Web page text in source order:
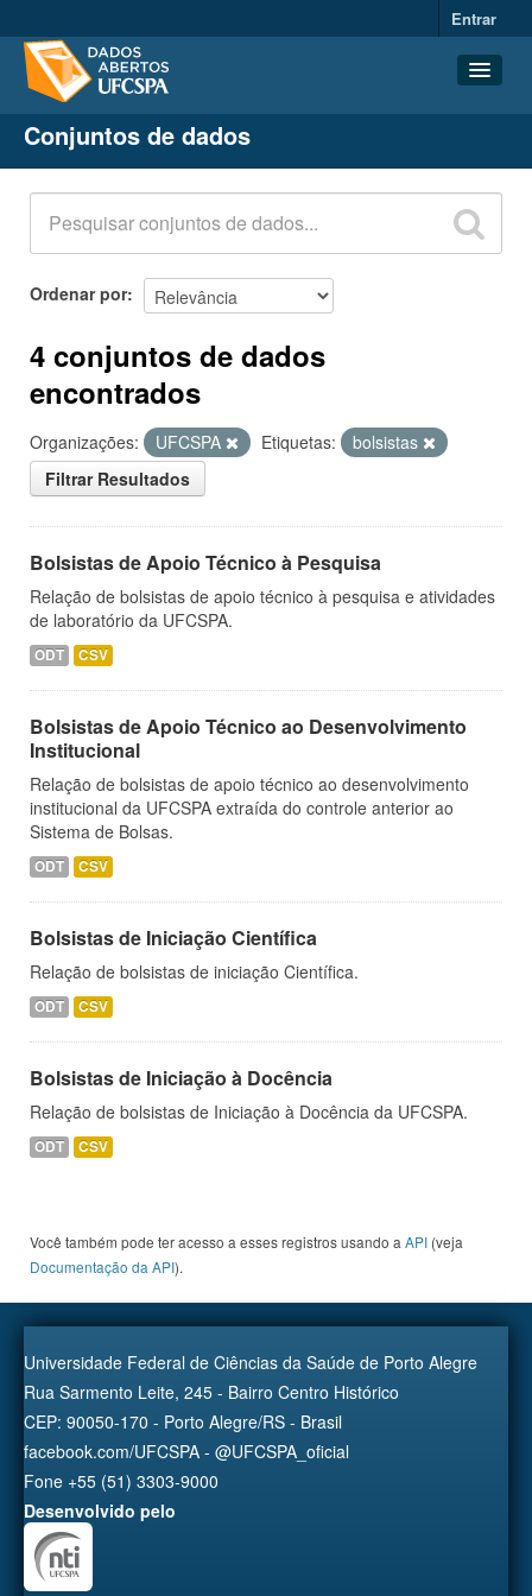
Entrar
Conjuntos de dados
Organizações
Grupos
Sobre
Conjuntos de dados
Ordenar por
4 conjuntos de dados
encontrados
Organizações: UFCSPA Etiquetas:
bolsistas
Filtrar Resultados
Bolsistas de Apoio Técnico à Pesquisa
Relação de bolsistas de apoio técnico à pesquisa e atividades
de laboratório da UFCSPA.
ODT CSV
Bolsistas de Apoio Técnico ao Desenvolvimento
Institucional
Relação de bolsistas de apoio técnico ao desenvolvimento
institucional da UFCSPA extraída do controle anterior ao
Sistema de Bolsas.
ODT CSV
Bolsistas de Iniciação Científica
Relação de bolsistas de iniciação Científica.
ODT CSV
Bolsistas de Iniciação à Docência
Relação de bolsistas de Iniciação à Docência da UFCSPA.
ODT CSV
Você também pode ter acesso a esses registros usando a API (veja
Documentação da API).
Universidade Federal de Ciências da Saúde de Porto Alegre
Rua Sarmento Leite, 245 - Bairro Centro Histórico
CEP: 90050-170 - Porto Alegre/RS - Brasil
facebook.com/UFCSPA - @UFCSPA_oficial
Fone +55 (51) 3303-9000
Desenvolvido pelo